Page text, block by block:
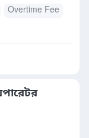
Overtime Fee